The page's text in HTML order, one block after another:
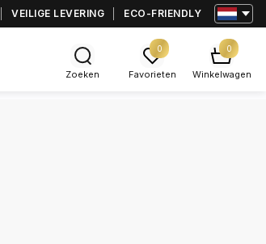
VEILIGE LEVERING ECO-FRIENDLY
Zoeken
0
Favorieten
0
Winkelwagen